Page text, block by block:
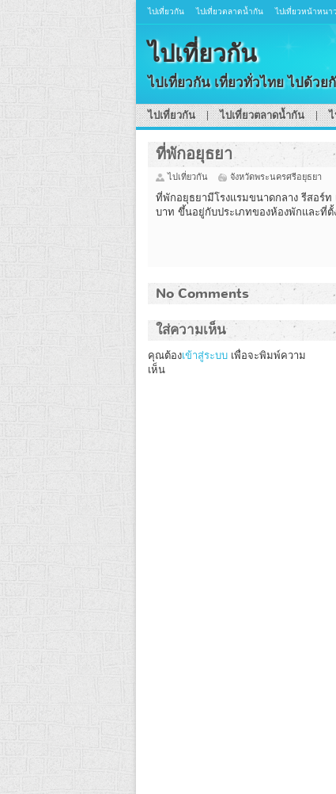
ไปเที่ยวกัน ไปเที่ยวตลาดน้ำกัน ไปเที่ยวหน้าหนา
ไปเที่ยวกัน
ไปเที่ยวกัน เที่ยวทั่วไทย ไปด้วย
ไปเที่ยวกัน ไปเที่ยวตลาดน้ำกัน
ที่พักอยุธยา
ไปเที่ยวกัน จังหวัดพระนครศรีอยุธยา
ที่พักอยุธยามีโรงแรมขนาดกลาง รีสอร์ท
บาท ขึ้นอยู่กับประเภทของห้องพักและที่
No Comments
ใส่ความเห็น
คุณต้องเข้าสู่ระบบ เพื่อจะพิมพ์ความ
เห็น